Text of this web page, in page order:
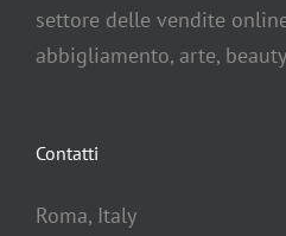
settore delle vendite
abbigliamento, arte,
Contatti
Roma, Italy